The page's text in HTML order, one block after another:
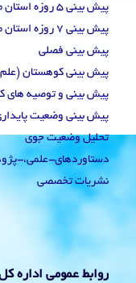
پیش بینی 5 روزه استان مازندران با کمینه و بیشینه دما
پیش بینی 7 روزه استان مازندران
پیش بینی فصلی
پیش بینی کوهستان
پیش بینی و توصیه های
پیش بینی وضعیت
تحلیل وضعیت جوی
دستاوردهای-علمی،-
نشریات تخصصی
روابط عمومی اداره